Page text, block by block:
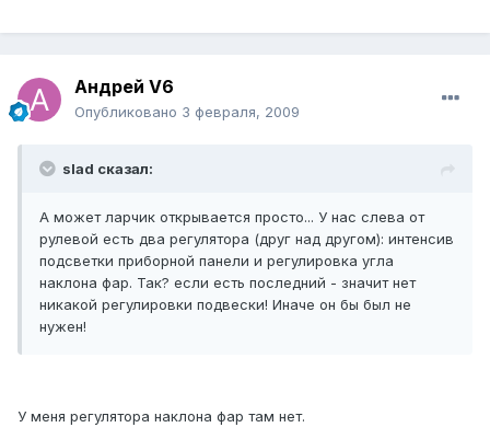
Андрей V6
Опубликовано 3 февраля, 2009
slad сказал:
А может ларчик открывается просто... У нас слева от
рулевой есть два регулятора (друг над другом): интенсив
подсветки приборной панели и регулировка угла
наклона фар. Так? если есть последний - значит нет
никакой регулировки подвески! Иначе он бы был не
нужен!
У меня регулятора наклона фар там нет.